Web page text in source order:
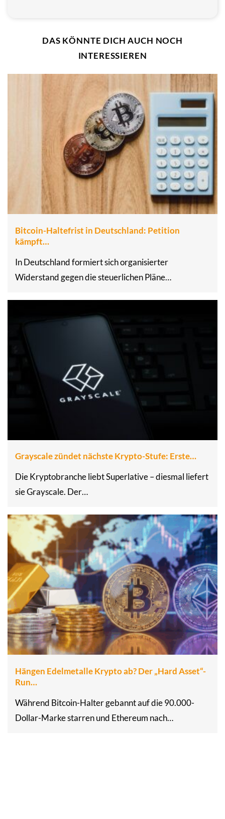
DAS KÖNNTE DICH AUCH NOCH
INTERESSIEREN
Bitcoin-Haltefrist in Deutschland: Petition
kämpft…
In Deutschland formiert sich organisierter
Widerstand gegen die steuerlichen Pläne…
Grayscale zündet nächste Krypto-Stufe: Erste…
Die Kryptobranche liebt Superlative – diesmal liefert
sie Grayscale. Der…
Hängen Edelmetalle Krypto ab? Der „Hard Asset“-
Run…
Während Bitcoin-Halter gebannt auf die 90.000-
Dollar-Marke starren und Ethereum nach…